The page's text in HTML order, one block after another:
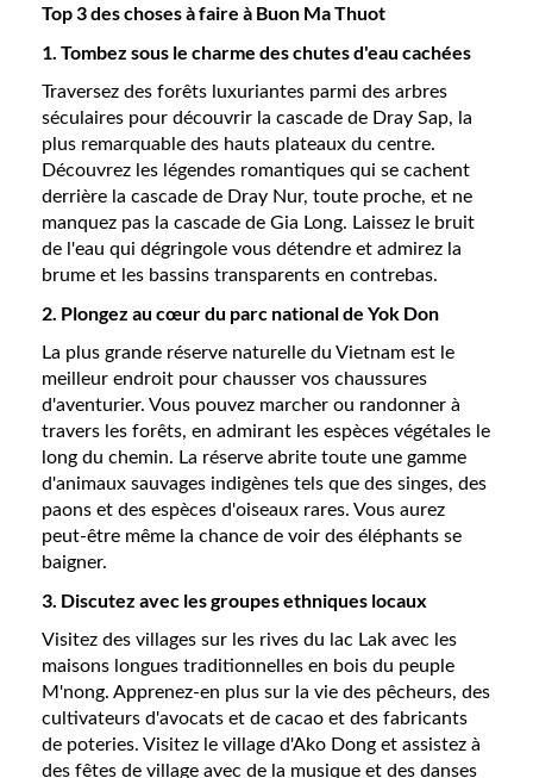
Top 3 des choses à faire à Buon Ma Thuot
1. Tombez sous le charme des chutes d'eau cachées
Traversez des forêts luxuriantes parmi des arbres
séculaires pour découvrir la cascade de Dray Sap, la
plus remarquable des hauts plateaux du centre.
Découvrez les légendes romantiques qui se cachent
derrière la cascade de Dray Nur, toute proche, et ne
manquez pas la cascade de Gia Long. Laissez le bruit
de l'eau qui dégringole vous détendre et admirez la
brume et les bassins transparents en contrebas.
2. Plongez au cœur du parc national de Yok Don
La plus grande réserve naturelle du Vietnam est le
meilleur endroit pour chausser vos chaussures
d'aventurier. Vous pouvez marcher ou randonner à
travers les forêts, en admirant les espèces végétales le
long du chemin. La réserve abrite toute une gamme
d'animaux sauvages indigènes tels que des singes, des
paons et des espèces d'oiseaux rares. Vous aurez
peut-être même la chance de voir des éléphants se
baigner.
3. Discutez avec les groupes ethniques locaux
Visitez des villages sur les rives du lac Lak avec les
maisons longues traditionnelles en bois du peuple
M'nong. Apprenez-en plus sur la vie des pêcheurs, des
cultivateurs d'avocats et de cacao et des fabricants
de poteries. Visitez le village d'Ako Dong et assistez à
des fêtes de village avec de la musique et des danses